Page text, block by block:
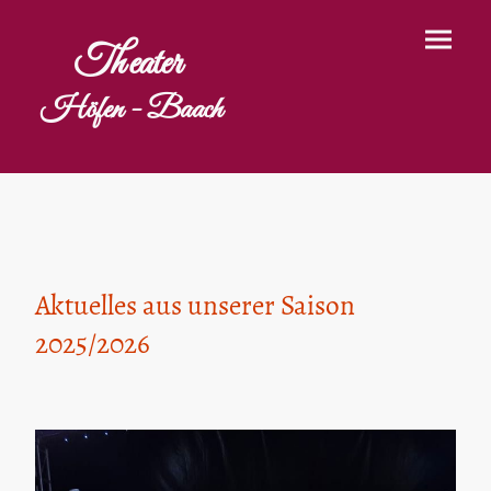
Theater
Höfen - Baach
Aktuelles aus unserer Saison
2025/2026